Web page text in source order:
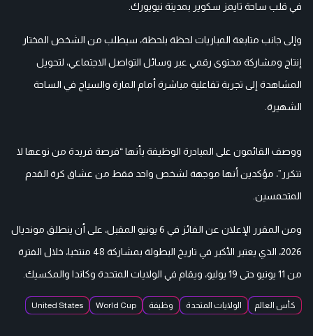
في قلب ساحة تايمز سكوير بمدينة نيويورك.
وإلى جانب متابعة المباريات لحظة بلحظة، سيطلب من الشخص المختار
إنتاج ومشاركة محتوى رقمي عبر وسائل التواصل الاجتماعي، لتحويل
المشاهدة إلى تجربة تفاعلية مباشرة أمام المارة والسياح في الساحة
الشهيرة.
ووصف القائمون على المبادرة الوظيفة بأنها “فرصة فريدة من نوعها لا
تتكرر”، مؤكدين أنها موجهة لشخص واحد فقط من عشاق كرة القدم
المتحمسين.
ومن المقرر الإعلان عن الفائز في 6 يونيو المقبل، على أن ينطلق مونديال
2026، الذي يعتبر الأكبر في تاريخ البطولة بمشاركة 48 منتخبا، خلال الفترة
من 11 يونيو حتى 19 يوليو، ويقام في الولايات المتحدة وكاندا والمكسيك.
كأس العالم الولايات المتحدة وظيفة World Cup
United States